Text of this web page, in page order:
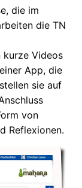
die im
die TN
kurze Videos
App, die
sie auf
von
Reflexionen.